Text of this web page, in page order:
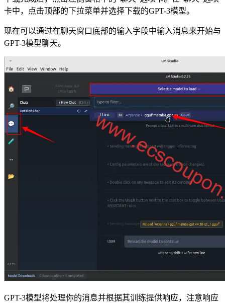
卡中，点击顶部的下拉菜单并选择下载的GPT-3模型。
现在可以通过在聊天窗口底部的输入字段中输入消息来开始与
GPT-3模型聊天。
GPT-3模型将处理你的消息并根据其训练提供响应，注意响应